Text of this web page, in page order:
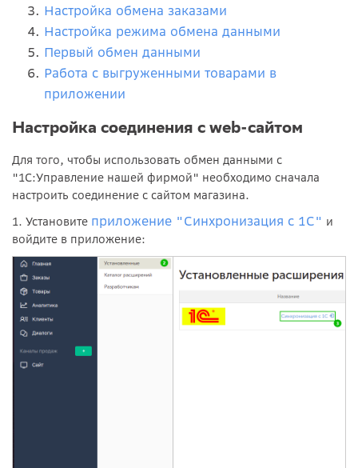
Настройка обмена заказами
Настройка режима обмена данными
Первый обмен данными
Работа с выгруженными товарами в
приложении
Настройка соединения с web-сайтом
Для того, чтобы использовать обмен данными с
"1С:Управление нашей фирмой" необходимо сначала
настроить соединение с сайтом магазина.
1. Установите приложение "Синхронизация с 1С" и
войдите в приложение: